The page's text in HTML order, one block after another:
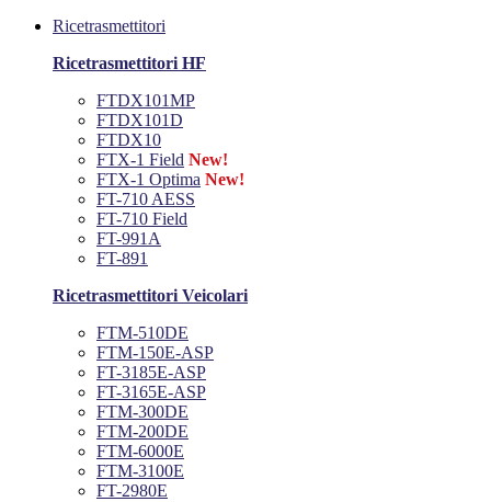
Ricetrasmettitori
Ricetrasmettitori HF
FTDX101MP
FTDX101D
FTDX10
FTX-1 Field New!
FTX-1 Optima New!
FT-710 AESS
FT-710 Field
FT-991A
FT-891
Ricetrasmettitori Veicolari
FTM-510DE
FTM-150E-ASP
FT-3185E-ASP
FT-3165E-ASP
FTM-300DE
FTM-200DE
FTM-6000E
FTM-3100E
FT-2980E